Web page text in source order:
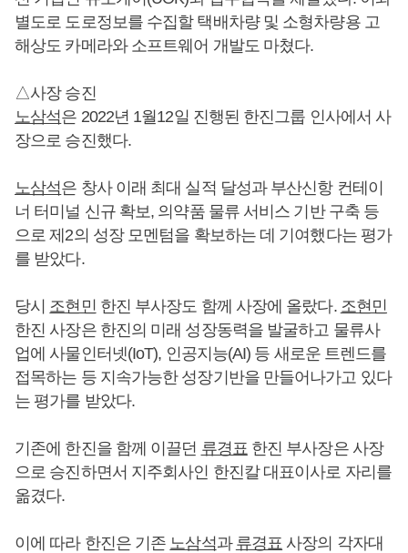
별도로 도로정보를 수집할 택배차량 및 소형차량용 고
해상도 카메라와 소프트웨어 개발도 마쳤다.
△사장 승진
노삼석은 2022년 1월12일 진행된 한진그룹 인사에서 사
장으로 승진했다.
노삼석은 창사 이래 최대 실적 달성과 부산신항 컨테이
너 터미널 신규 확보, 의약품 물류 서비스 기반 구축 등
으로 제2의 성장 모멘텀을 확보하는 데 기여했다는 평가
를 받았다.
당시 조현민 한진 부사장도 함께 사장에 올랐다. 조현민
한진 사장은 한진의 미래 성장동력을 발굴하고 물류사
업에 사물인터넷(IoT), 인공지능(AI) 등 새로운 트렌드를
접목하는 등 지속가능한 성장기반을 만들어나가고 있다
는 평가를 받았다.
기존에 한진을 함께 이끌던 류경표 한진 부사장은 사장
으로 승진하면서 지주회사인 한진칼 대표이사로 자리를
옮겼다.
이에 따라 한진은 기존 노삼석과 류경표 사장의 각자대